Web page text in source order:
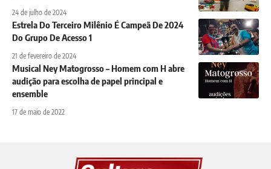
24 de julho de 2024
Estrela Do Terceiro Milênio É Campeã De 2024
Do Grupo De Acesso 1
21 de fevereiro de 2024
Musical Ney Matogrosso – Homem com H abre
audição para escolha de papel principal e
ensemble
17 de maio de 2022